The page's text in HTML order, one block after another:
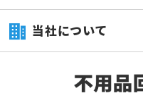
当社について